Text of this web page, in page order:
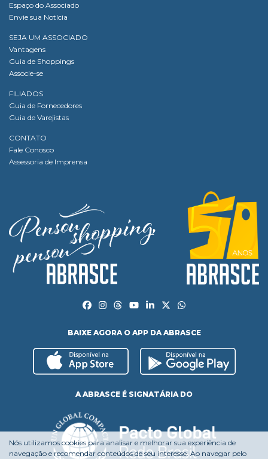
Espaço do Associado
Envie sua Notícia
SEJA UM ASSOCIADO
Vantagens
Guia de Shoppings
Associe-se
FILIADOS
Guia de Fornecedores
Guia de Varejistas
CONTATO
Fale Conosco
Assessoria de Imprensa
BAIXE AGORA O APP DA ABRASCE
A ABRASCE É SIGNATÁRIA DO
Nós utilizamos cookies para analisar e melhorar sua experiência de
navegação e recomendar conteúdos de seu interesse. Ao navegar pelo